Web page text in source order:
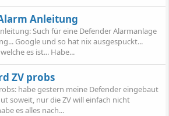
Anleitung
Such für eine Defender Alarmanlage
Google und so hat nix ausgespuckt...
es ist... Habe...
ZV probs
habe gestern meine Defender eingebaut
soweit, nur die ZV will einfach nicht
es alles nach...